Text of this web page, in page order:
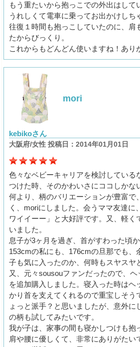
もう重たいから抱っこでの外出はして
うれしくて電車に乗ってお出かけし
往復１時間も抱っこしていたのに、肩
たからびっくり。
これからもどんどん使いますね！あり
mori
kebikoさん
大阪府/女性 投稿日：2014年01月01日
色々なベビーキャリアを検討している
つけた時、そのかわいさにココしかな
何より、柄のバリエーションが豊富で
く、moriにしました。会うママ友達に
ワイイーー」と大好評です。又、軽く
いました。
息子が3ヶ月を過ぎ、首がすわった頃
153cmの私にも、176cmの旦那でも、
子も気に入ったのか、何時もスヤスヤ
又、元々sousouファンだったので、
を追加購入しました。寝入った時はヘ
かり首を支えてくれるので重宝しそう
ょっと派手？と思いましたが、意外に
の柄も試してみたいです。
我が子は、家事の間も寝かしつけも抱
肩や腰に優しくて、非常にありがたい